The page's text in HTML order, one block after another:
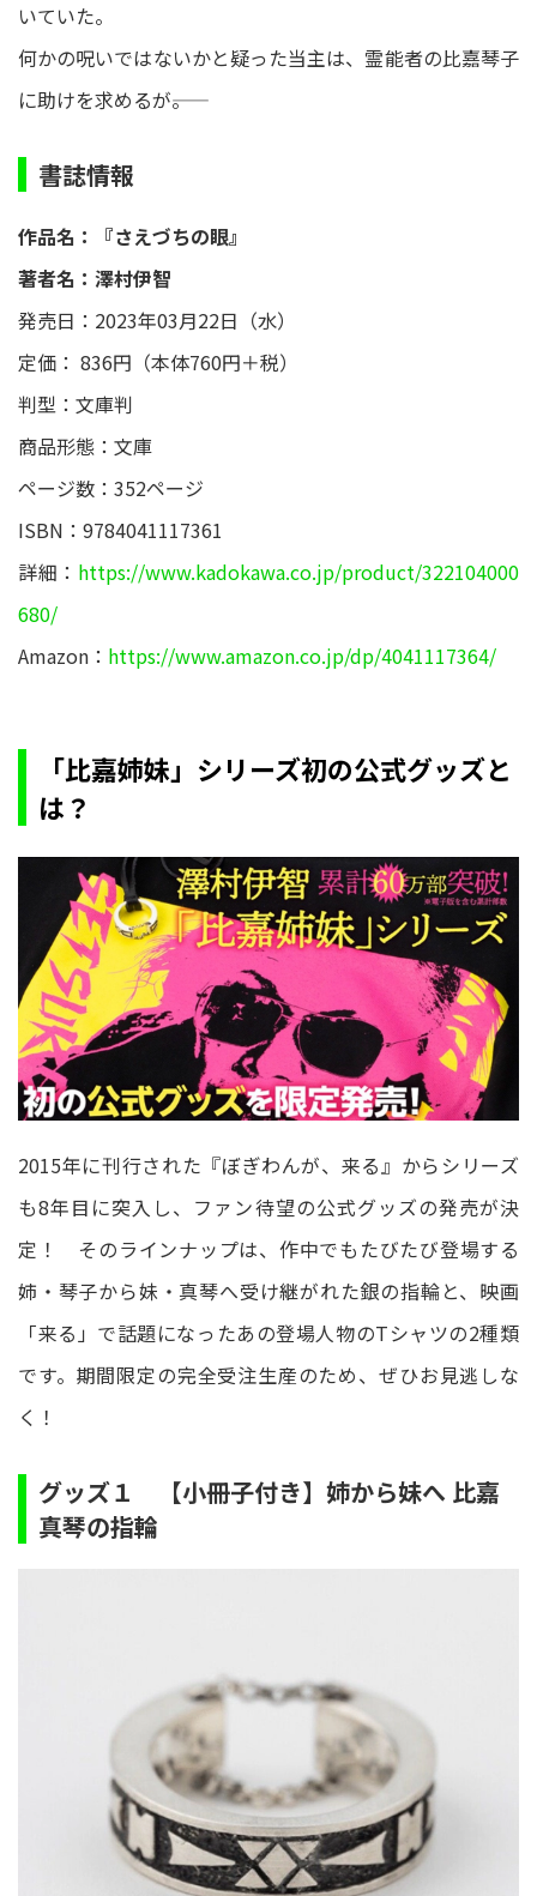
いていた。
何かの呪いではないかと疑った当主は、霊能者の比嘉琴子
に助けを求めるが――。
書誌情報
作品名：『さえづちの眼』
著者名：澤村伊智
発売日：2023年03月22日（水）
定価： 836円（本体760円＋税）
判型：文庫判
商品形態：文庫
ページ数：352ページ
ISBN：9784041117361
詳細： https://www.kadokawa.co.jp/product/322104000
680/
Amazon： https://www.amazon.co.jp/dp/4041117364/
「比嘉姉妹」シリーズ初の公式グッズ​と
は？
2015年に刊行された『ぼぎわんが、来る』からシリーズ
も8年目に突入し、ファン待望の公式グッズの発売が決
定！ そのラインナップは、作中でもたびたび登場する
姉・琴子から妹・真琴へ受け継がれた銀の指輪と、映画
「来る」で話題になったあの登場人物のTシャツの2種類
です。期間限定の完全受注生産のため、ぜひお見逃しな
く！
グッズ１ 【小冊子付き】姉から妹へ 比嘉
真琴の指輪